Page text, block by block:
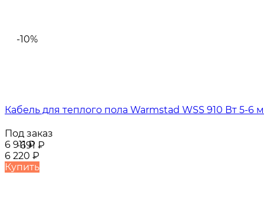
-10%
-691 ₽
Кабель для теплого пола Warmstad WSS 910 Вт 5-6
Под заказ
6 911₽
6 220 ₽
Купить